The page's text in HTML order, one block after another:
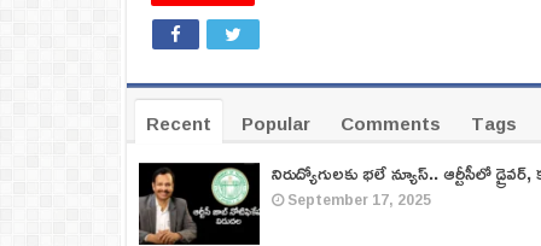
Recent Popular Comments
Tags
నిరుద్యోగులకు భలే న్యూస్.. ఆర్టీసీలో
September 17, 2025